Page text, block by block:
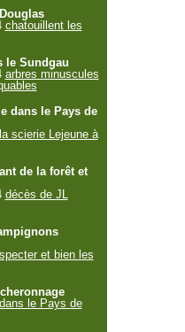
chatouillent les
le Sundgau
arbres minuscules
dans le Pays de
la scierie Lejeune à
de la forêt et
décès de JL
et bien les
dans le Pays de